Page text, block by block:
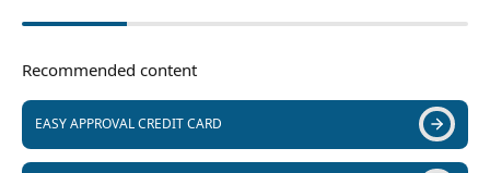
Recommended content
EASY APPROVAL CREDIT CARD